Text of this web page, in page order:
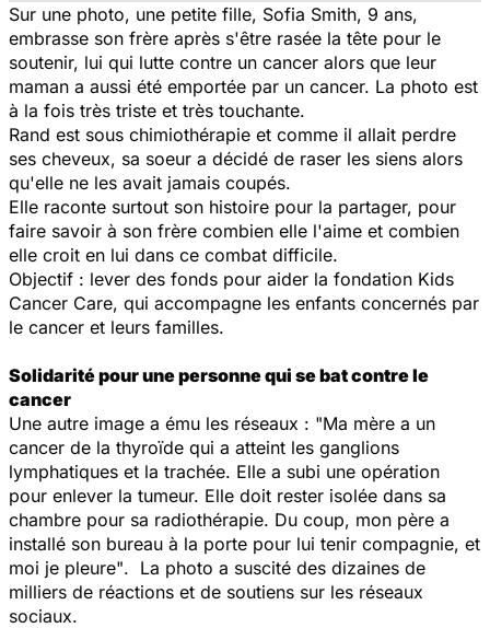
Sur une photo, une petite fille, Sofia Smith, 9 ans,
embrasse son frère après s'être rasée la tête pour le
soutenir, lui qui lutte contre un cancer alors que leur
maman a aussi été emportée par un cancer. La photo est
à la fois très triste et très touchante.
Rand est sous chimiothérapie et comme il allait perdre
ses cheveux, sa soeur a décidé de raser les siens alors
qu'elle ne les avait jamais coupés.
Elle raconte surtout son histoire pour la partager, pour
faire savoir à son frère combien elle l'aime et combien
elle croit en lui dans ce combat difficile.
Objectif : lever des fonds pour aider la fondation Kids
Cancer Care, qui accompagne les enfants concernés par
le cancer et leurs familles.
Solidarité pour une personne qui se bat contre le
cancer
Une autre image a ému les réseaux : "Ma mère a un
cancer de la thyroïde qui a atteint les ganglions
lymphatiques et la trachée. Elle a subi une opération
pour enlever la tumeur. Elle doit rester isolée dans sa
chambre pour sa radiothérapie. Du coup, mon père a
installé son bureau à la porte pour lui tenir compagnie, et
moi je pleure". La photo a suscité des dizaines de
milliers de réactions et de soutiens sur les réseaux
sociaux.